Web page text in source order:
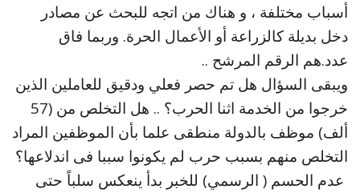
أسباب مختلفة ، و هناك من اتجه للبحث عن مصادر
دخل بديلة كالزراعة أو الأعمال الحرة. وربما فاق
عدد.هم الرقم المرشح ..
ويبقى السؤال هل تم حصر فعلي ودقيق للعاملين الذين
خرجوا من الخدمة اثنا الحرب؟ .. هل التخلص من (57
ألف) موظف بالدولة منطقى علما بأن الموظفين المراد
التخلص منهم بسبب حرب لم يكونوا سببا فى اندلاعها؟
عدم الحسم ( الرسمي) للخبر بدأ ينعكس سلباً حتى